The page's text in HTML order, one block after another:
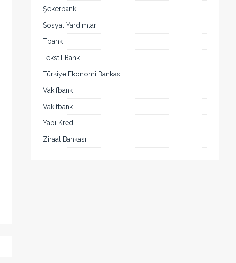
Şekerbank
Sosyal Yardımlar
Tbank
Tekstil Bank
Türkiye Ekonomi Bankası
Vakıfbank
Vakıfbank
Yapı Kredi
Ziraat Bankası